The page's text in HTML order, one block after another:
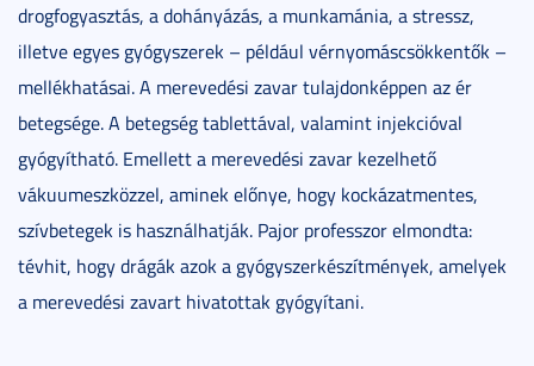
drogfogyasztás, a dohányázás, a munkamánia, a stressz,
illetve egyes gyógyszerek – például vérnyomáscsökkentők –
mellékhatásai. A merevedési zavar tulajdonképpen az ér
betegsége. A betegség tablettával, valamint injekcióval
gyógyítható. Emellett a merevedési zavar kezelhető
vákuumeszközzel, aminek előnye, hogy kockázatmentes,
szívbetegek is használhatják. Pajor professzor elmondta:
tévhit, hogy drágák azok a gyógyszerkészítmények, amelyek
a merevedési zavart hivatottak gyógyítani.